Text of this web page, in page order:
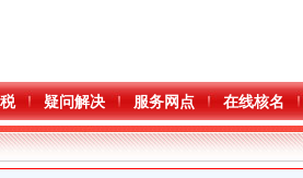
疑问解决 服务网点 在线核名